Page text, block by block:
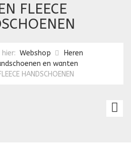
FLEECE
Webshop
Heren
en wanten
HANDSCHOENEN